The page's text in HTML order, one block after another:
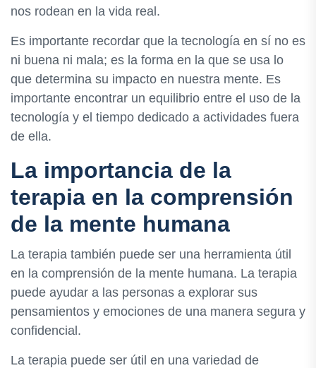
nos rodean en la vida real.
Es importante recordar que la tecnología en sí no es
ni buena ni mala; es la forma en la que se usa lo
que determina su impacto en nuestra mente. Es
importante encontrar un equilibrio entre el uso de la
tecnología y el tiempo dedicado a actividades fuera
de ella.
La importancia de la
terapia en la comprensión
de la mente humana
La terapia también puede ser una herramienta útil
en la comprensión de la mente humana. La terapia
puede ayudar a las personas a explorar sus
pensamientos y emociones de una manera segura y
confidencial.
La terapia puede ser útil en una variedad de